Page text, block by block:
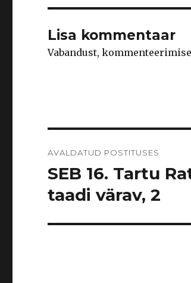
Lisa kommentaar
Vabandust,
AVALDATUD POSTITUSES
SEB 16. Tartu
taadi värav, 2